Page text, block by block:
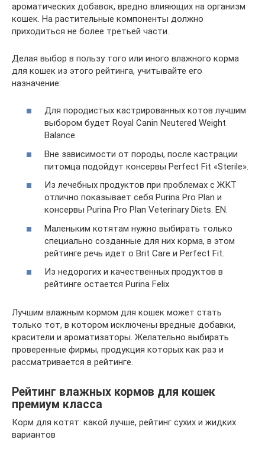
ароматических добавок, вредно влияющих на организм
кошек. На растительные компоненты должно
приходиться не более третьей части.
Делая выбор в пользу того или иного влажного корма
для кошек из этого рейтинга, учитывайте его
назначение:
Для породистых кастрированных котов лучшим
выбором будет Royal Canin Neutered Weight
Balance.
Вне зависимости от породы, после кастрации
питомца подойдут консервы Perfect Fit «Sterile».
Из лечебных продуктов при проблемах с ЖКТ
отлично показывает себя Purina Pro Plan и
консервы Purina Pro Plan Veterinary Diets. ЕN.
Маленьким котятам нужно выбирать только
специально созданные для них корма, в этом
рейтинге речь идет о Brit Care и Perfect Fit.
Из недорогих и качественных продуктов в
рейтинге остается Purina Fеlix
Лучшим влажным кормом для кошек может стать
только тот, в котором исключены вредные добавки,
красители и ароматизаторы. Желательно выбирать
проверенные фирмы, продукция которых как раз и
рассматривается в рейтинге.
Рейтинг влажных кормов для кошек
премиум класса
Корм для котят: какой лучше, рейтинг сухих и жидких
вариантов